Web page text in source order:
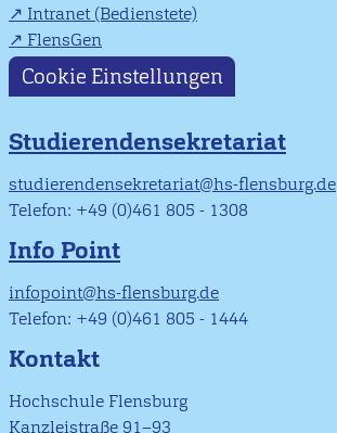
Intranet (Bedienstete)
FlensGen
Cookie Einstellungen
Studierendensekretariat
studierendensekretariat@hs-flensburg.de
Telefon: +49 (0)461 805 - 1308
Info Point
infopoint@hs-flensburg.de
Telefon: +49 (0)461 805 - 1444
Kontakt
Hochschule Flensburg
Kanzleistraße 91–93